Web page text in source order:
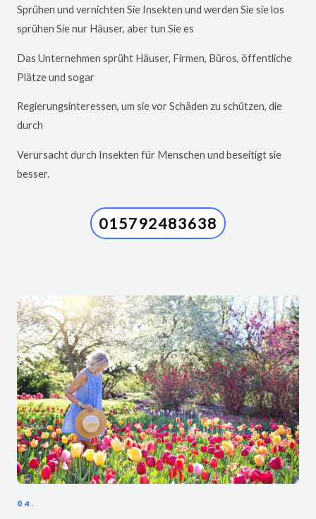
Sprühen und vernichten Sie Insekten und werden Sie sie los
sprühen Sie nur Häuser, aber tun Sie es
Das Unternehmen sprüht Häuser, Firmen, Büros, öffentliche
Plätze und sogar
Regierungsinteressen, um sie vor Schäden zu schützen, die
durch
Verursacht durch Insekten für Menschen und beseitigt sie
besser.
015792483638
04.